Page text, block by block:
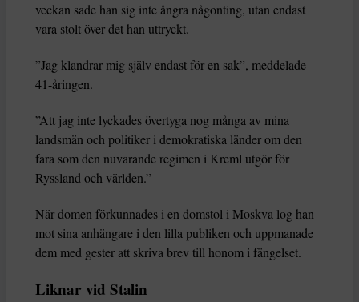
veckan sade han sig inte ångra någonting, utan endast
vara stolt över det han uttryckt.
”Jag klandrar mig själv endast för en sak”, meddelade
41-åringen.
”Att jag inte lyckades övertyga nog många av mina
landsmän och politiker i demokratiska länder om den
fara som den nuvarande regimen i Kreml utgör för
Ryssland och världen.”
När domen förkunnades i en domstol i Moskva log han
mot sina anhängare i den lilla publiken och uppmanade
dem med gester att skriva brev till honom i fängelset.
Liknar vid Stalin